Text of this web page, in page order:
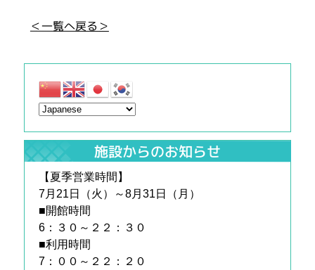
＜一覧へ戻る＞
施設からのお知らせ
【夏季営業時間】
7月21日（火）～8月31日（月）
■開館時間
6：３０～２２：３０
■利用時間
7：００～２２：２０